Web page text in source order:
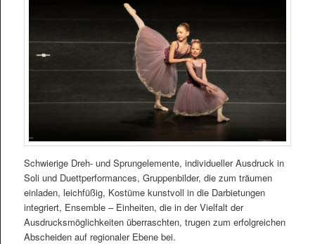
Schwierige Dreh- und Sprungelemente, individueller Ausdruck in
Soli und Duettperformances, Gruppenbilder, die zum träumen
einladen, leichfüßig, Kostüme kunstvoll in die Darbietungen
integriert, Ensemble – Einheiten, die in der Vielfalt der
Ausdrucksmöglichkeiten überraschten, trugen zum erfolgreichen
Abscheiden auf regionaler Ebene bei.